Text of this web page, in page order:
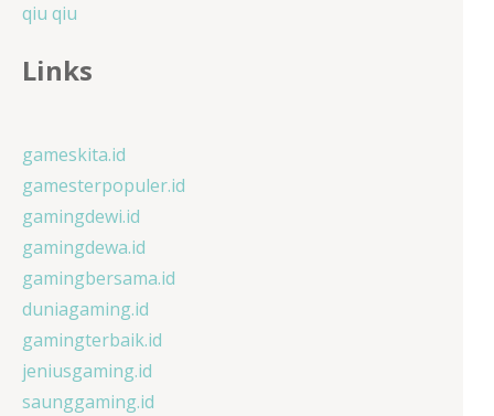
qiu qiu
Links
gameskita.id
gamesterpopuler.id
gamingdewi.id
gamingdewa.id
gamingbersama.id
duniagaming.id
gamingterbaik.id
jeniusgaming.id
saunggaming.id